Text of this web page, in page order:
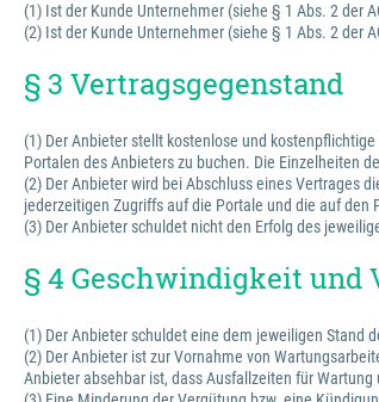
(1) Ist der Kunde Unternehmer (siehe § 1 Abs. 2 der
(2) Ist der Kunde Unternehmer (siehe § 1 Abs. 2 der
§ 3 Vertragsgegenstand
(1) Der Anbieter stellt kostenlose und
Portalen des Anbieters zu buchen. Die Einzelheiten
(2) Der Anbieter wird bei Abschluss eines Vertrages
jederzeitigen Zugriffs auf die Portale und die auf
(3) Der Anbieter schuldet nicht den Erfolg des
§ 4 Geschwindigkeit und
(1) Der Anbieter schuldet eine dem jeweiligen Stand
(2) Der Anbieter ist zur Vornahme von
Anbieter absehbar ist, dass Ausfallzeiten für